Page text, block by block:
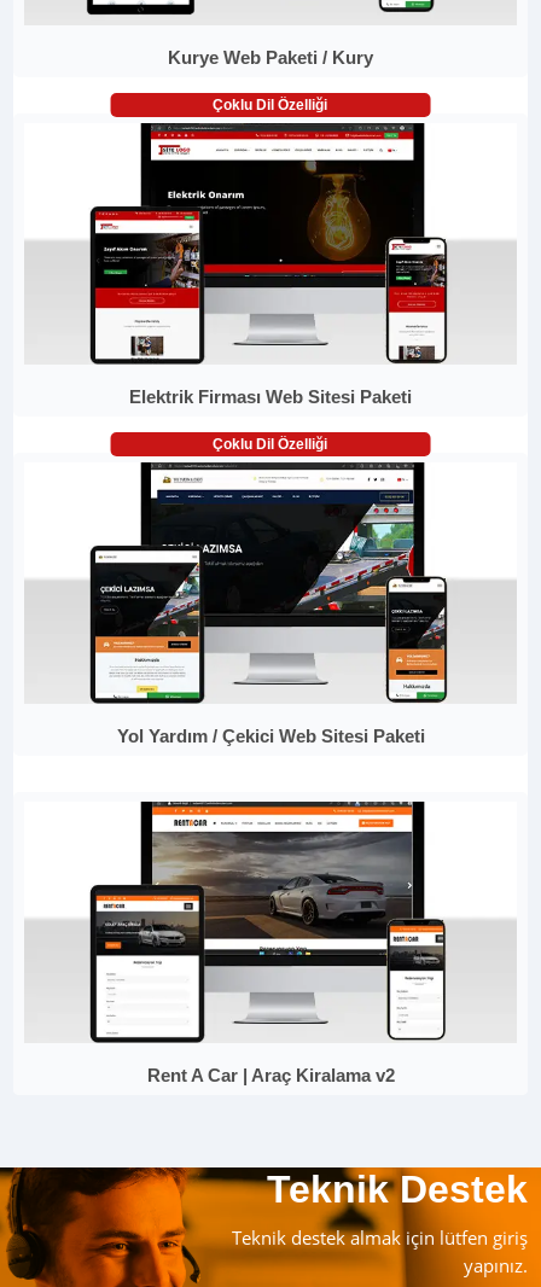
Kurye Web Paketi / Kury
Çoklu Dil Özelliği
Elektrik Firması Web Sitesi Paketi
Çoklu Dil Özelliği
Yol Yardım / Çekici Web Sitesi Paketi
Rent A Car | Araç Kiralama v2
Teknik Destek
Teknik destek almak için lütfen giriş
yapınız.